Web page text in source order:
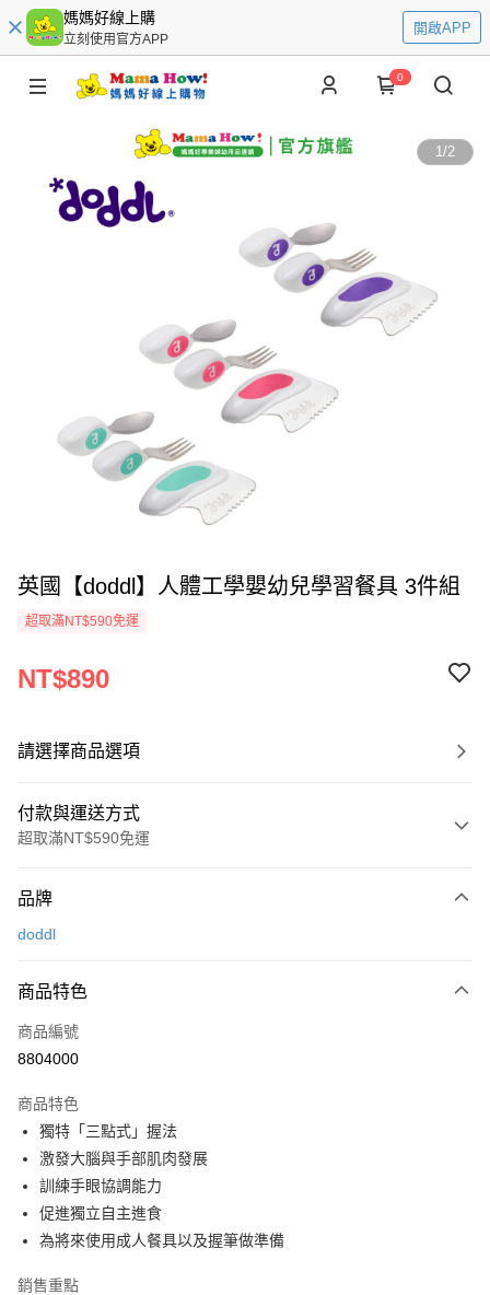
媽媽好線上購
立刻使用官方APP
開啟APP
0
1/2
英國【doddl】人體工學嬰幼兒學習餐具 3件組
超取滿NT$590免運
NT$890
請選擇商品選項
付款與運送方式
超取滿NT$590免運
信用卡一次付款
LINE Pay
Apple Pay
悠遊付
Google Pay
AFTEE先享後付
相關說明
【關於「AFTEE先享後付」】
便利好安心！
品牌
doddl
商品特色
商品編號
8804000
商品特色
獨特「三點式」握法
激發大腦與手部肌肉發展
訓練手眼協調能力
促進獨立自主進食
為將來使用成人餐具以及握筆做準備
銷售重點